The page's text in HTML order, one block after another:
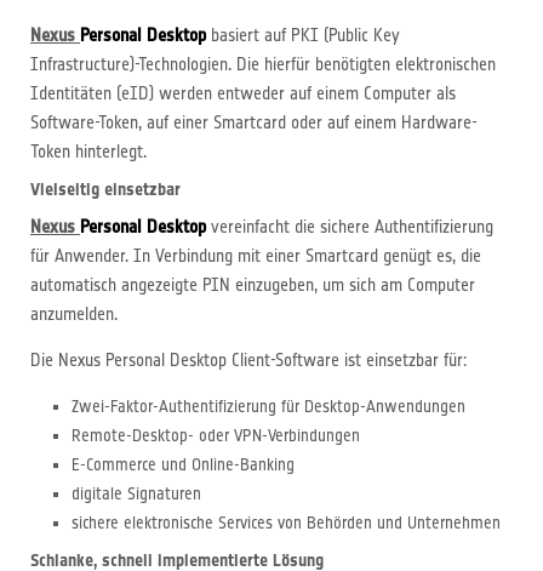
Nexus Personal Desktop basiert auf PKI (Public Key
Infrastructure)-Technologien. Die hierfür benötigten elektronischen
Identitäten (eID) werden entweder auf einem Computer als
Software-Token, auf einer Smartcard oder auf einem Hardware-
Token hinterlegt.
Vielseitig einsetzbar
Nexus Personal Desktopvereinfacht die sichere Authentifizierung
für Anwender. In Verbindung mit einer Smartcard genügt es, die
automatisch angezeigte PIN einzugeben, um sich am Computer
anzumelden.
Die Nexus Personal Desktop Client-Software ist einsetzbar für:
Zwei-Faktor-Authentifizierung für Desktop-Anwendungen
Remote-Desktop- oder VPN-Verbindungen
E-Commerce und Online-Banking
digitale Signaturen
sichere elektronische Services von Behörden und Unternehmen
Schlanke, schnell implementierte Lösung